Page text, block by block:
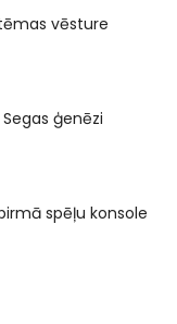
vēsture
ģenēzi
spēļu konsole